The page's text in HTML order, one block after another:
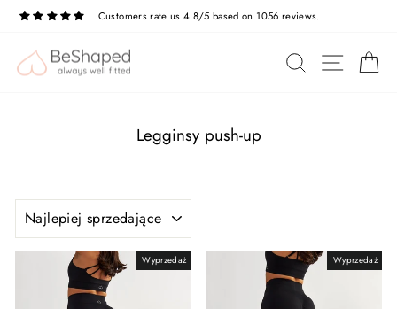
Przejdź
Customers rate us 4.8/5 based on 1056 reviews.
SZUKAJ
Legginsy push-up
Wyprzedaż Wyprzedaż